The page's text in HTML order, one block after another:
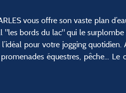
vous offre son vaste plan
"les bords du lac" qui le
pour votre jogging quotidien.
équestres, pêche... Le